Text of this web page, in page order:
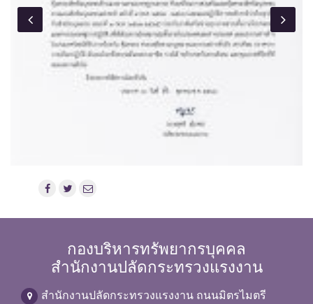
กองบริหารทรัพยากรบุคคล
สำนักงานปลัดกระทรวงแรงงาน
สำนักงานปลัดกระทรวงแรงงาน ถนนมิตรไมตรี